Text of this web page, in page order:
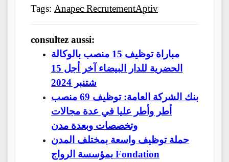
Tags: Anapec RecrutementAptiv
consultez aussi:
مباراة توظيف 15 منصب بالوكالة
الحضرية للدار البيضاء آخر أجل 15
شتنبر 2024
بنك الشركة العامة: توظيف 69 منصب
أطر وأطر عليا في عدة مجالات
وتخصصات وبعدة مدن
حملة توظيف واسعة بمختلف المدن
بمؤسسة الرواج Fondation